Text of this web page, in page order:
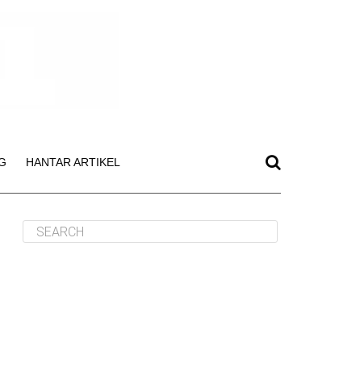
HANTAR ARTIKEL